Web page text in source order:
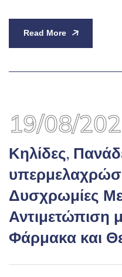
Read More
19/08/
Κηλίδες,
Δυσχρωμίες
Αντιμετώπιση
Φάρμακα και